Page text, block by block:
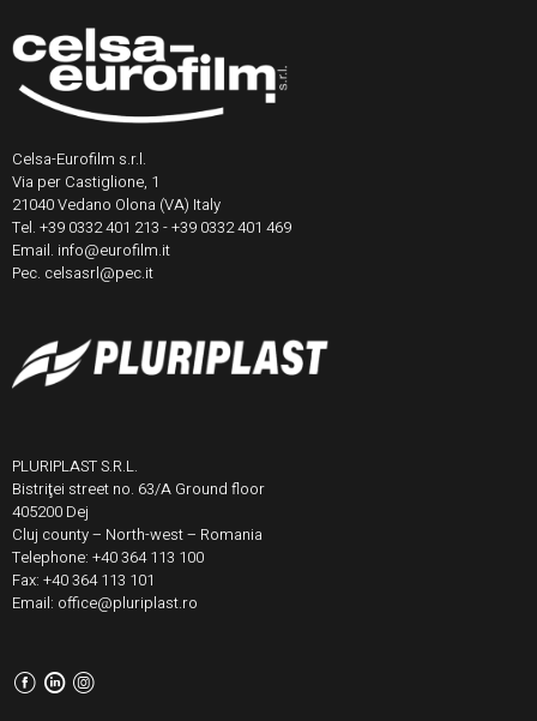
Celsa-Eurofilm s.r.l.
Via per Castiglione, 1
21040 Vedano Olona (VA) Italy
Tel. +39 0332 401 213 - +39 0332 401 469
Email. info@eurofilm.it
Pec. celsasrl@pec.it
PLURIPLAST S.R.L.
Bistriţei street no. 63/A Ground floor
405200 Dej
Cluj county – North-west – Romania
Telephone: +40 364 113 100
Fax: +40 364 113 101
Email: office@pluriplast.ro
F L I